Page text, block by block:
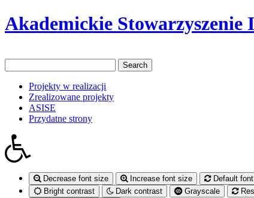
Akademickie Stowarzyszenie
Projekty w realizacji
Zrealizowane projekty
ASISE
Przydatne strony
Decrease font size Increase font size
Default
Bright contrast
Dark contrast Grayscale